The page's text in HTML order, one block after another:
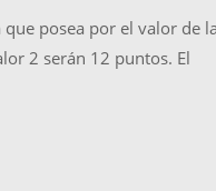
posea por el valor de la
2 serán 12 puntos. El